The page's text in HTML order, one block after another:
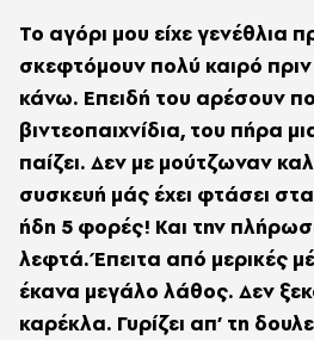
Το αγόρι μου είχε γενέθλια
σκεφτόμουν πολύ καιρό
κάνω. Επειδή του αρέσουν
βιντεοπαιχνίδια, του πήρα
παίζει. Δεν με μούτζωναν
συσκευή μάς έχει φτάσει
ήδη 5 φορές! Και την
λεφτά. Έπειτα από μερικές
έκανα μεγάλο λάθος. Δεν
καρέκλα. Γυρίζει απ’ τη